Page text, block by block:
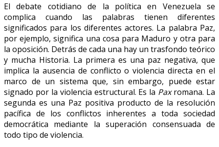
El debate cotidiano de la política en Venezuela se
complica cuando las palabras tienen diferentes
significados para los diferentes actores. La palabra Paz,
por ejemplo, significa una cosa para Maduro y otra para
la oposición. Detrás de cada una hay un trasfondo teórico
y mucha Historia. La primera es una paz negativa, que
implica la ausencia de conflicto o violencia directa en el
marco de un sistema que, sin embargo, puede estar
signado por la violencia estructural. Es la Paxromana. La
segunda es una Paz positiva producto de la resolución
pacífica de los conflictos inherentes a toda sociedad
democrática mediante la superación consensuada de
todo tipo de violencia.